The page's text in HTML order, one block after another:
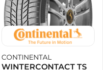
CONTINENTAL
WINTERCONTACT TS